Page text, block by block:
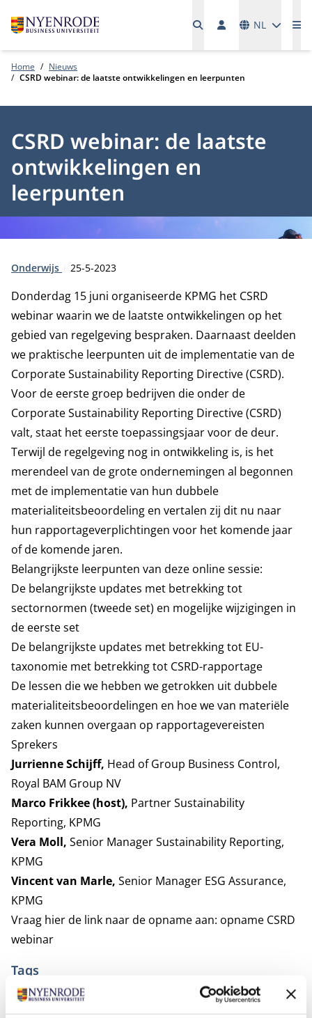
NL
Home
Nieuws
CSRD webinar: de laatste ontwikkelingen en leerpunten
CSRD webinar: de laatste
ontwikkelingen en
leerpunten
Type:
Onderwijs Publicatiedatum:
25-5-2023
Donderdag 15 juni organiseerde KPMG het CSRD
webinar waarin we de laatste ontwikkelingen op het
gebied van regelgeving bespraken. Daarnaast deelden
we praktische leerpunten uit de implementatie van de
Corporate Sustainability Reporting Directive (CSRD).
Voor de eerste groep bedrijven die onder de
Corporate Sustainability Reporting Directive (CSRD)
valt, staat het eerste toepassingsjaar voor de deur.
Terwijl de regelgeving nog in ontwikkeling is, is het
merendeel van de grote ondernemingen al begonnen
met de implementatie van hun dubbele
materialiteitsbeoordeling en vertalen zij dit nu naar
hun rapportageverplichtingen voor het komende jaar
of de komende jaren.
Belangrijkste leerpunten van deze online sessie:
De belangrijkste updates met betrekking tot
sectornormen (tweede set) en mogelijke wijzigingen in
de eerste set
De belangrijkste updates met betrekking tot EU-
taxonomie met betrekking tot CSRD-rapportage
De lessen die we hebben we getrokken uit dubbele
materialiteitsbeoordelingen en hoe we van materiële
zaken kunnen overgaan op rapportagevereisten
Sprekers
Jurrienne Schijff, Head of Group Business Control,
Royal BAM Group NV
Marco Frikkee (host), Partner Sustainability
Reporting, KPMG
Vera Moll, Senior Manager Sustainability Reporting,
KPMG
Vincent van Marle, Senior Manager ESG Assurance,
KPMG
Vraag hier de link naar de opname aan: opname CSRD
webinar
Tags
ESG General
ESG Innovatie Instituut